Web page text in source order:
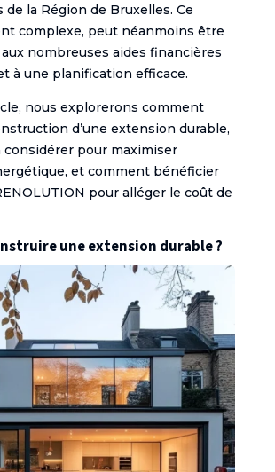
la Région de Bruxelles. Ce
complexe, peut néanmoins être
nombreuses aides financières
à une planification efficace.
nous explorerons comment
d’une extension durable,
considérer pour maximiser
et comment bénéficier
pour alléger le coût de
une extension durable ?